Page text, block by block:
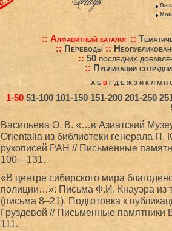
:: Алфавитный каталог ::
:: Переводы::
:: 50 последних
:: Публикации
А Б В Г Д Е Ж З И К Л М Н
1-50 51-100 101-150 151-200 201-250
Васильева О. В. «…в Азиатский
Orientalia из библиотеки генерала П.
рукописей РАН // Письменные
100—131.
«В центре сибирского мира
полиции…»: Письма Ф.И. Кнауэра из
(письма 8–21). Подготовка к
Груздевой // Письменные
111.